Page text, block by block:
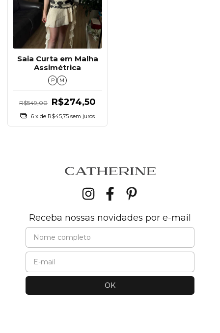
Saia Curta em Malha
Assimétrica
P M
R$549,00 R$274,50
6 x de R$45,75 sem juros
Receba nossas novidades por e-mail